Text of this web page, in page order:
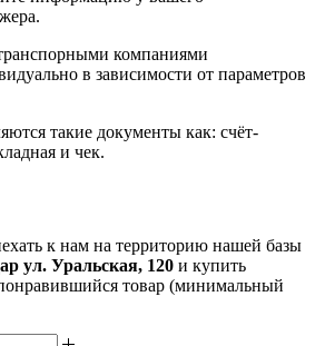
компаниями
в зависимости от параметров
такие документы как: счёт-
и чек.
к нам на территорию нашей базы
ул. Уральская, 120 и купить
товар (минимальный